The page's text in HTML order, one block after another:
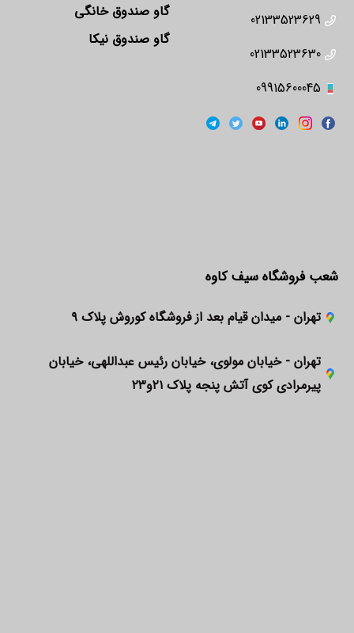
02133523629
02133523630
09915600045
گاو صندوق خانگی
گاو صندوق نیکا
شعب فروشگاه سیف کاوه
تهران - میدان قیام بعد از فروشگاه کوروش پلاک ۹
تهران - خیابان مولوی، خیابان رئیس عبداللهی، خیابان
پیرمرادی کوی آتش پنجه پلاک ۲۱و۲۳